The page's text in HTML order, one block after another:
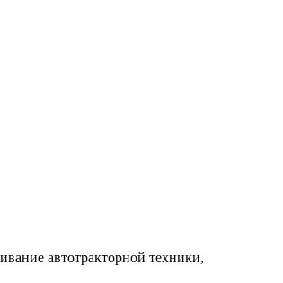
автотракторной техники,